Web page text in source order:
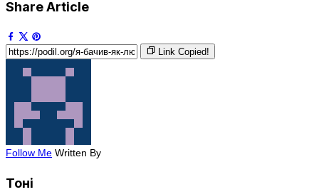
Share Article
Link Copied!
Follow Me Written By
Тоні